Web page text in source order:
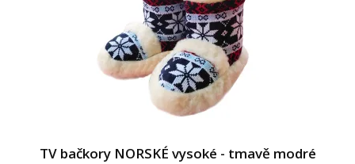
TV bačkory NORSKÉ vysoké - tmavě modré